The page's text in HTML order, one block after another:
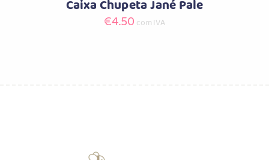
Caixa Chupeta Jané Pale
€4.50 com IVA